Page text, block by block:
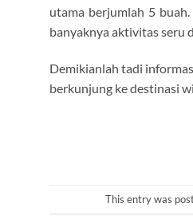
utama berjumlah 5
banyaknya aktivitas seru
Demikianlah tadi
berkunjung ke destinasi
This entry was